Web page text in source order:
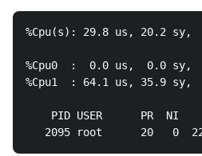
%Cpu(s): 29.8 us, 20.2
%Cpu0  :  0.0 us,  0.0
%Cpu1  : 64.1 us, 35.9
PID USER      PR  NI